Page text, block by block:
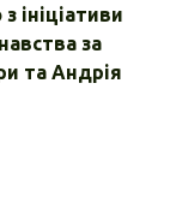
ініціативи
за
та Андрія